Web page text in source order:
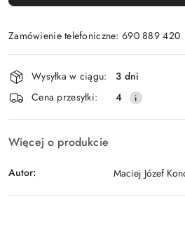
Zamówienie telefoniczne: 690 889 420
Wyślij
Dostępność
i
dostawa
Wysyłka w ciągu:
3 dni
Cena przesyłki:
4
Więcej o produkcie
Autor: Maciej Józef